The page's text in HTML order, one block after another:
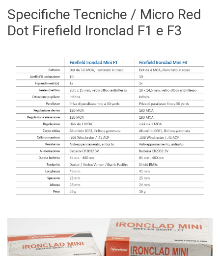
Specifiche Tecniche / Micro Red
Dot Firefield Ironclad F1 e F3